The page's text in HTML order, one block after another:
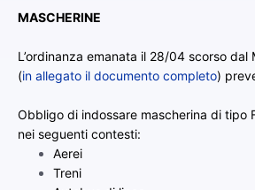
MASCHERINE
L’ordinanza emanata il 28/04 scorso dal
(in allegato il documento completo)
Obbligo di indossare mascherina di tipo
nei seguenti contesti:
Aerei
Treni